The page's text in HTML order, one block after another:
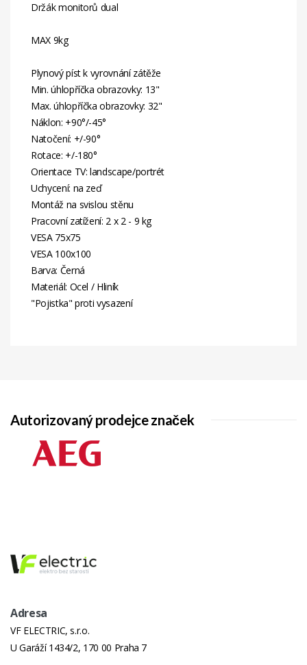
Držák monitorů dual
MAX 9kg
Plynový píst k vyrovnání zátěže
Min. úhlopříčka obrazovky: 13"
Max. úhlopříčka obrazovky: 32"
Náklon: +90°/-45°
Natočení: +/-90°
Rotace: +/-180°
Orientace TV: landscape/portrét
Uchycení: na zeď
Montáž na svislou stěnu
Pracovní zatížení: 2 x 2 - 9 kg
VESA 75x75
VESA 100x100
Barva: Černá
Materiál: Ocel / Hliník
"Pojistka" proti vysazení
Autorizovaný prodejce značek
Adresa
VF ELECTRIC, s.r.o.
U Garáží 1434/2, 170 00 Praha 7